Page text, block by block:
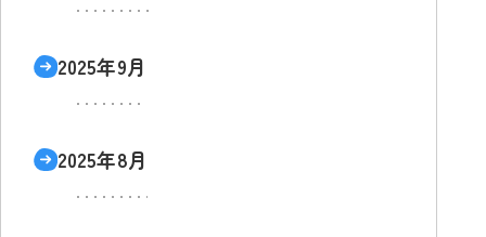
2025年9月
2025年8月